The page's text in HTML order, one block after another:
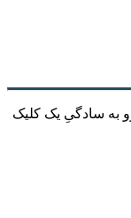
به سادگیِ یک کلیک